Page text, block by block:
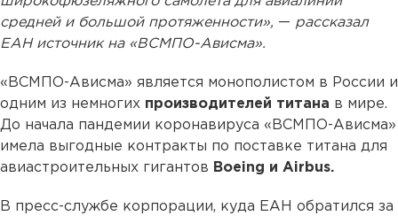
средней и большой протяженности», — рассказал
ЕАН источник на «ВСМПО-Ависма».
«ВСМПО-Ависма» является монополистом в России и
одним из немногих производителей титана в мире.
До начала пандемии коронавируса «ВСМПО-Ависма»
имела выгодные контракты по поставке титана для
авиастроительных гигантов Boeing и Airbus.
В пресс-службе корпорации, куда ЕАН обратился за